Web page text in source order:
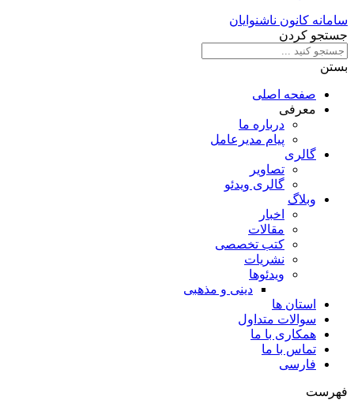
سامانه کانون ناشنوایان
جستجو کردن
بستن
صفحه اصلی
معرفی
درباره ما
پیام مدیرعامل
گالری
تصاویر
گالری ویدئو
وبلاگ
اخبار
مقالات
کتب تخصصی
نشریات
ویدئوها
دینی و مذهبی
استان ها
سوالات متداول
همکاری با ما
تماس با ما
فارسی
فهرست